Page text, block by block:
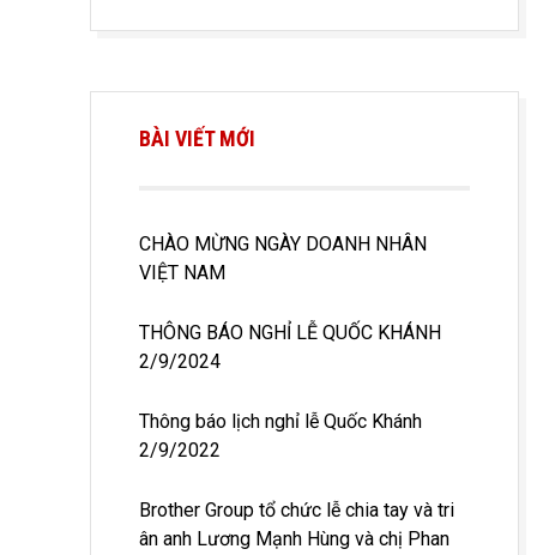
BÀI VIẾT MỚI
CHÀO MỪNG NGÀY DOANH NHÂN
VIỆT NAM
THÔNG BÁO NGHỈ LỄ QUỐC KHÁNH
2/9/2024
Thông báo lịch nghỉ lễ Quốc Khánh
2/9/2022
Brother Group tổ chức lễ chia tay và tri
ân anh Lương Mạnh Hùng và chị Phan